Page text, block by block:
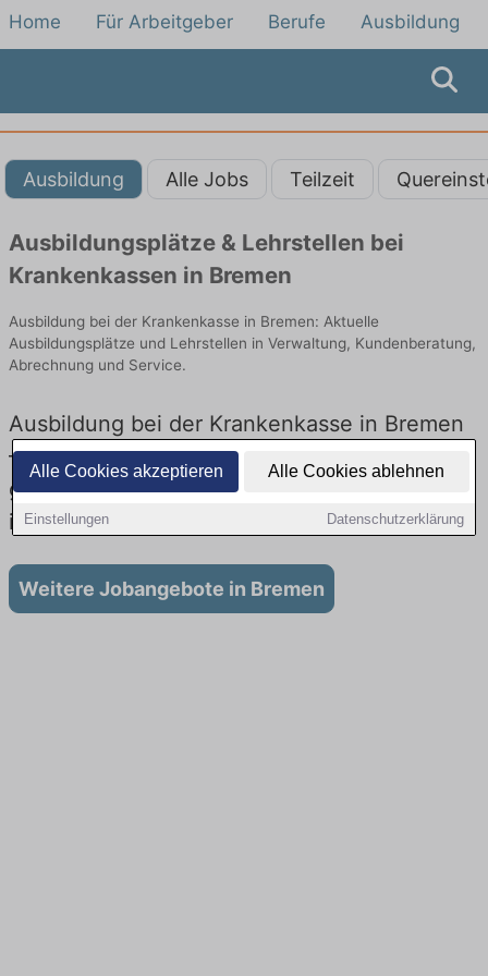
Alle Cookies akzeptieren Alle Cookies ablehnen
Einstellungen Datenschutzerklärung
Home Für Arbeitgeber Berufe Ausbildung
Ausbildung Alle Jobs Teilzeit
Ausbildungsplätze & Lehrstellen bei
Krankenkassen in Bremen
Ausbildung bei der Krankenkasse in Bremen: Aktuelle
Ausbildungsplätze und Lehrstellen in Verwaltung, Kundenberatung,
Abrechnung und Service.
Ausbildung bei der Krankenkasse in Bremen
– Ausbildungsplätze und Lehrstellen: Aktuell
gibt es keine Stellenangebote für Ausbildung
in Bremen
Weitere Jobangebote in Bremen